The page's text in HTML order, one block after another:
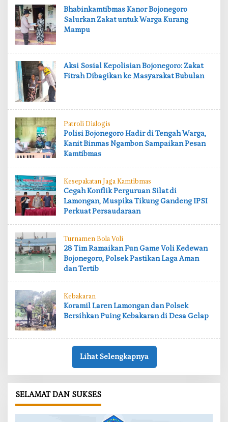
‎Bhabinkamtibmas Kanor Bojonegoro
Salurkan Zakat untuk Warga Kurang
Mampu
‎Aksi Sosial Kepolisian Bojonegoro: Zakat
Fitrah Dibagikan ke Masyarakat Bubulan
Patroli Dialogis
‎Polisi Bojonegoro Hadir di Tengah Warga,
Kanit Binmas Ngambon Sampaikan Pesan
Kamtibmas
Kesepakatan Jaga Kamtibmas
‎Cegah Konflik Perguruan Silat di
Lamongan, Muspika Tikung Gandeng IPSI
Perkuat Persaudaraan
Turnamen Bola Voli
28 Tim Ramaikan Fun Game Voli Kedewan
Bojonegoro, Polsek Pastikan Laga Aman
dan Tertib
Kebakaran
Koramil Laren Lamongan dan Polsek
Bersihkan Puing Kebakaran di Desa Gelap
Lihat Selengkapnya
SELAMAT DAN SUKSES